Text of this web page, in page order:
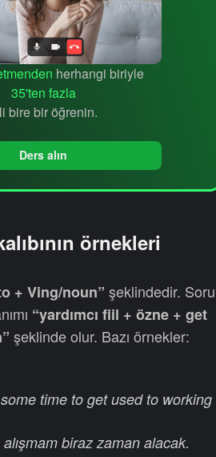
herhangi biriyle
35'ten fazla
bire bir öğrenin.
Ders alın
örnekleri
+ Ving/noun” şeklindedir. Soru
“yardımcı fiil + özne + get
şeklinde olur. Bazı örnekler:
time to get used to working
alışmam biraz zaman alacak.